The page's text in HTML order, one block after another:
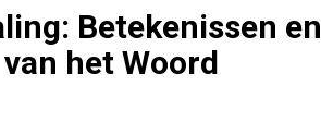
Betekenissen en
het Woord